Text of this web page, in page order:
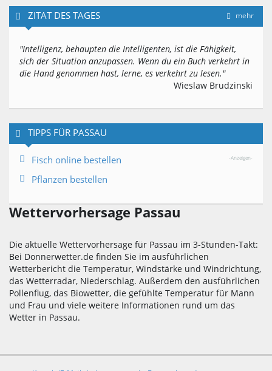
mehr
ZITAT DES TAGES
"Intelligenz, behaupten die Intelligenten, ist die Fähigkeit,
sich der Situation anzupassen. Wenn du ein Buch verkehrt in
die Hand genommen hast, lerne, es verkehrt zu lesen."
Wieslaw Brudzinski
TIPPS FÜR PASSAU
-Anzeigen-
Fisch online bestellen
Pflanzen bestellen
Wettervorhersage Passau
Die aktuelle Wettervorhersage für Passau im 3-Stunden-Takt:
Bei Donnerwetter.de finden Sie im ausführlichen
Wetterbericht die Temperatur, Windstärke und Windrichtung,
das Wetterradar, Niederschlag. Außerdem den ausführlichen
Pollenflug, das Biowetter, die gefühlte Temperatur für Mann
und Frau und viele weitere Informationen rund um das
Wetter in Passau.